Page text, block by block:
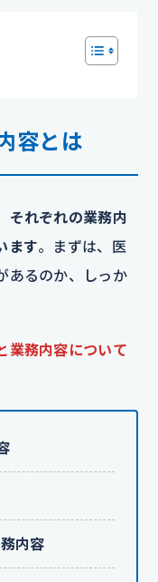
容とは
それぞれの業務内
ます。まずは、医
あるのか、しっか
業務内容について
内容